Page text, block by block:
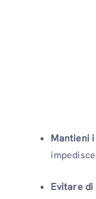
Mantieni
Evitare